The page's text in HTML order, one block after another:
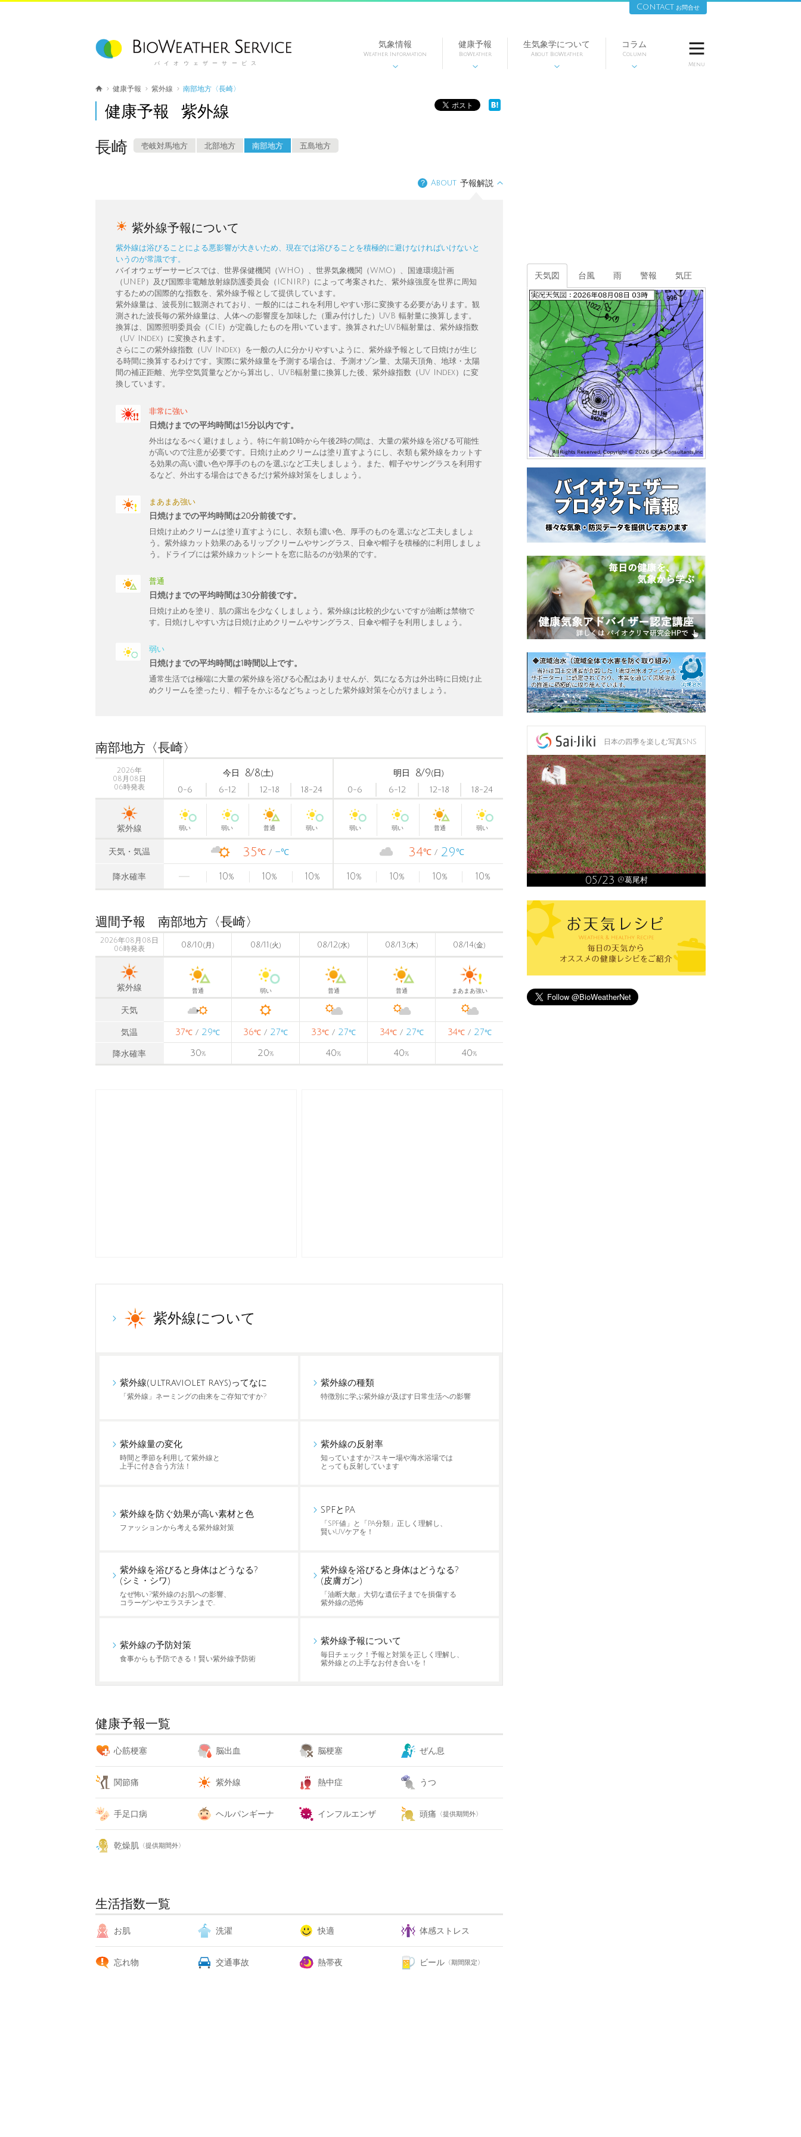
バイオウェザーサービス
気象情報
Weather Information

健康予報
BioWeather

生気象学について
About BioWeather

コラム
Column


Menu
健康予報 紫外線 南部地方〈長崎〉
健康予報 紫外線
長崎 壱岐対馬地方 北部地方 南部地方 五島地方
？ About 予報解説
紫外線予報について
紫外線は浴びることによる悪影響が大きいため、現在では浴びることを積極的に避けなければいけないと
いうのが常識です。
バイオウェザーサービスでは、世界保健機関（WHO）、世界気象機関（WMO）、国連環境計画
（UNEP）及び国際非電離放射線防護委員会（ICNIRP）によって考案された、紫外線強度を世界に周知
するための国際的な指数を、紫外線予報として提供しています。
紫外線量は、波長別に観測されており、一般的にはこれを利用しやすい形に変換する必要があります。観
測された波長毎の紫外線量は、人体への影響度を加味した（重み付けした）UVB 輻射量に換算します。
換算は、国際照明委員会（CIE）が定義したものを用いています。換算されたUVB輻射量は、紫外線指数
（UV Index）に変換されます。
さらにこの紫外線指数（UV Index）を一般の人に分かりやすいように、紫外線予報として日焼けが生じ
る時間に換算するわけです。実際に紫外線量を予測する場合は、予測オゾン量、太陽天頂角、地球・太陽
間の補正距離、光学空気質量などから算出し、UVB輻射量に換算した後、紫外線指数（UV Index）に変
換しています。
非常に強い
日焼けまでの平均時間は15分以内です。
外出はなるべく避けましょう。特に午前10時から午後2時の間は、大量の紫外線を浴びる可能性
が高いので注意が必要です。日焼け止めクリームは塗り直すようにし、衣類も紫外線をカットす
る効果の高い濃い色や厚手のものを選ぶなど工夫しましょう。また、帽子やサングラスを利用す
るなど、外出する場合はできるだけ紫外線対策をしましょう。
まあまあ強い
日焼けまでの平均時間は20分前後です。
日焼け止めクリームは塗り直すようにし、衣類も濃い色、厚手のものを選ぶなど工夫しましょ
う。紫外線カット効果のあるリップクリームやサングラス、日傘や帽子を積極的に利用しましょ
う。ドライブには紫外線カットシートを窓に貼るのが効果的です。
普通
日焼けまでの平均時間は30分前後です。
日焼け止めを塗り、肌の露出を少なくしましょう。紫外線は比較的少ないですが油断は禁物で
す。日焼けしやすい方は日焼け止めクリームやサングラス、日傘や帽子を利用しましょう。
弱い
日焼けまでの平均時間は1時間以上です。
通常生活では極端に大量の紫外線を浴びる心配はありませんが、気になる方は外出時に日焼け止
めクリームを塗ったり、帽子をかぶるなどちょっとした紫外線対策を心がけましょう。
南部地方〈長崎〉
2026年
08月08日
06時発表
今日 8/8(土)
0-6
6-12 12-18 18-24
明日 8/9(日)
0-6
6-12 12-18 18-24
紫外線 弱い 弱い 普通 弱い 弱い 弱い 普通 弱い
天気・気温 35℃ -℃ 34℃ 29℃
降水確率 10% 10% 10% 10% 10% 10% 10%
週間予報 南部地方〈長崎〉
2026年08月08日
06時発表
08/10(月) 08/11 (火) 08/12(水) 08/13(木) 08/14(金)
紫外線 普通 弱い 普通 普通 まあまあ強い
天気
気温 37℃ / 29℃ 36℃ / 27℃ 33℃ / 27℃ 34℃/ 27℃ 34℃/ 27℃
降水確率 30% 20% 40% 40% 40%
紫外線について
紫外線(ultraviolet rays)ってなに
「紫外線」ネーミングの由来をご存知ですか?
紫外線の種類
特徴別に学ぶ紫外線が及ぼす日常生活への影響
紫外線量の変化
時間と季節を利用して紫外線と
上手に付き合う方法！
紫外線の反射率
知っていますか?スキー場や海水浴場では
とっても反射しています
紫外線を防ぐ効果が高い素材と色
ファッションから考える紫外線対策
SPFとPA
「SPF値」と「PA分類」正しく理解し、
賢いUVケアを！
紫外線を浴びると身体はどうなる?
(シミ・シワ)
なぜ怖い?紫外線のお肌への影響、
コラーゲンやエラスチンまで…
紫外線を浴びると身体はどうなる?
(皮膚ガン)
「油断大敵」大切な遺伝子までを損傷する
紫外線の恐怖
紫外線の予防対策
食事からも予防できる！賢い紫外線予防術
紫外線予報について
毎日チェック！予報と対策を正しく理解し、
紫外線との上手なお付き合いを！
健康予報一覧
心筋梗塞 脳出血 脳梗塞 ぜん息
関節痛 紫外線 熱中症 うつ
手足口病 ヘルパンギーナ インフルエンザ 頭痛 〈提供期間外〉
乾燥肌 〈提供期間外〉
生活指数一覧
お肌 洗濯 快適 体感ストレス
忘れ物 交通事故 熱帯夜 ビール 〈期間限定〉
天気図 台風 雨 警報 気圧
日本の四季を楽しむ写真SNS
05/23 @葛尾村
Contact お問合せ